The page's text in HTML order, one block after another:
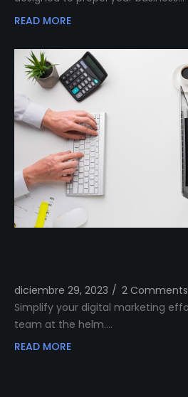
READ MORE
diciembre 29, 2023 / 2 Comments
Simplify your digital marketing
team at the helm.…
READ MORE